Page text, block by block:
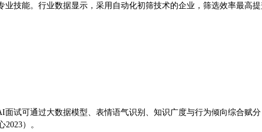
技能。行业数据显示，采用自动化初筛技术的企业，筛选效率最高
试可通过大数据模型、表情语气识别、知识广度与行为倾向综合赋
）。